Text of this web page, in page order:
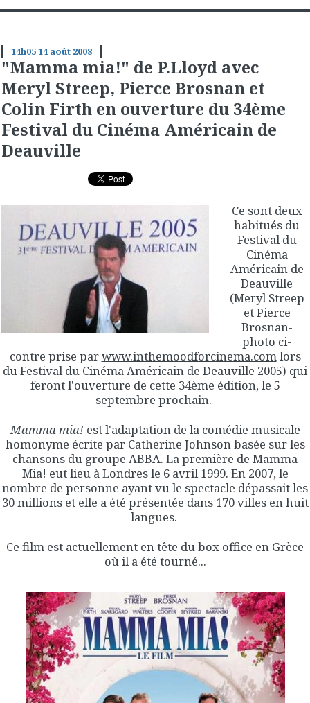
14h0514 août 2008
"Mamma mia!" de P.Lloyd avec
Meryl Streep, Pierce Brosnan et
Colin Firth en ouverture du 34ème
Festival du Cinéma Américain de
Deauville
Ce sont deux
habitués du
Festival du
Cinéma
Américain de
Deauville
(Meryl Streep
et Pierce
Brosnan-
photo ci-
contre prise parwww.inthemoodforcinema.com lors
du Festival du Cinéma Américain de Deauville 2005) qui
feront l'ouverture de cette 34ème édition, le 5
septembre prochain.
Mamma mia!est l'adaptation de la comédie musicale
homonyme écrite par Catherine Johnson basée sur les
chansons du groupe ABBA. La première de Mamma
Mia! eut lieu à Londres le 6 avril 1999. En 2007, le
nombre de personne ayant vu le spectacle dépassait les
30 millions et elle a été présentée dans 170 villes en huit
langues.
Ce film est actuellement en tête du box office en Grèce
où il a été tourné...